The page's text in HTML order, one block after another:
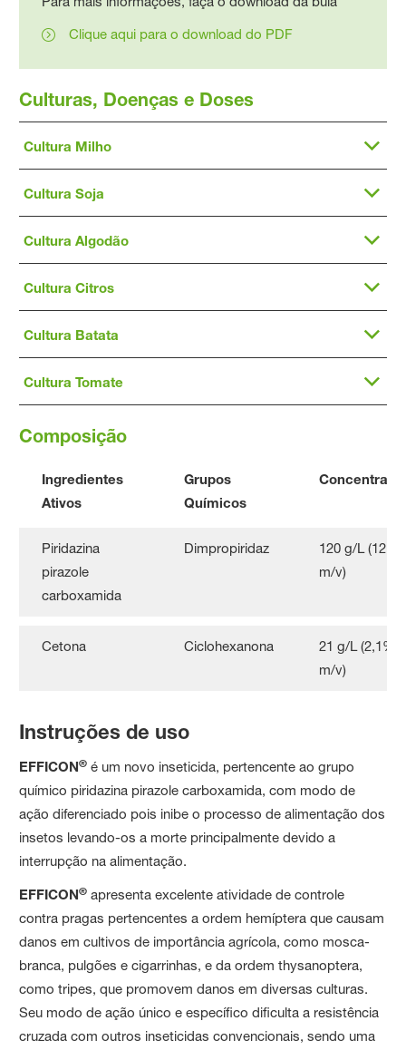
Clique aqui para o download do PDF
Culturas, Doenças e Doses
Cultura Milho
Cultura Soja
Cultura Algodão
Cultura Citros
Cultura Batata
Cultura Tomate
Composição
Ingredientes
Ativos
Grupos
Químicos
Piridazina
pirazole
carboxamida
Dimpropiridaz
120 g/L
m/v)
Cetona Ciclohexanona
21 g/L (2,1%
m/v)
Instruções de uso
EFFICON® é um novo inseticida, pertencente ao grupo
químico piridazina pirazole carboxamida, com modo de
ação diferenciado pois inibe o processo de alimentação dos
insetos levando-os a morte principalmente devido a
interrupção na alimentação.
EFFICON® apresenta excelente atividade de controle
contra pragas pertencentes a ordem hemíptera que causam
danos em cultivos de importância agrícola, como mosca-
branca, pulgões e cigarrinhas, e da ordem thysanoptera,
como tripes, que promovem danos em diversas culturas.
Seu modo de ação único e específico dificulta a resistência
cruzada com outros inseticidas convencionais, sendo uma